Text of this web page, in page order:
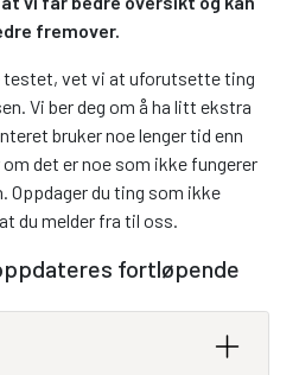
fremover.
testet, vet vi at uforutsette ting
Vi ber deg om å ha litt ekstra
bruker noe lenger tid enn
det er noe som ikke fungerer
du ting som ikke
du melder fra til oss.
fortløpende